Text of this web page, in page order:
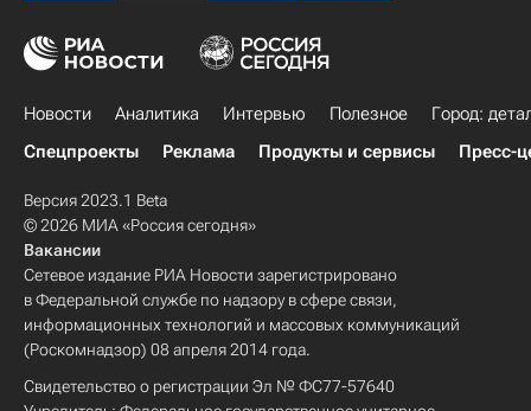
Новости Аналитика Интервью Полезное
Город:
Спецпроекты
Реклама Продукты и сервисы Пресс-
Версия 2023.1 Beta
© 2026 МИА «Россия сегодня»
Вакансии
Сетевое издание РИА Новости зарегистрировано
в Федеральной службе по надзору в сфере связи,
информационных технологий и массовых коммуникаций
(Роскомнадзор) 08 апреля 2014 года.
Свидетельство о регистрации Эл № ФС77-57640